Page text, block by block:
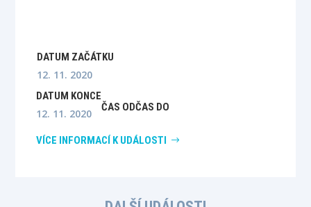
DATUM ZAČÁTKU
12. 11. 2020
DATUM KONCE
12. 11. 2020 ČAS ODČAS DO
VÍCE INFORMACÍ K UDÁLOSTI